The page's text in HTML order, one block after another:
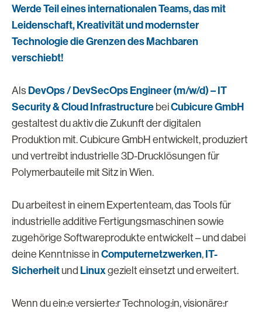
Werde Teil eines internationalen Teams, das mit
Leidenschaft, Kreativität und modernster
Technologie die Grenzen des Machbaren
verschiebt!
Als DevOps / DevSecOps Engineer (m/w/d) – IT
Security & Cloud Infrastructure beiCubicure GmbH
gestaltest du aktiv die Zukunft der digitalen
Produktion mit. Cubicure GmbH entwickelt, produziert
und vertreibt industrielle 3D-Drucklösungen für
Polymerbauteile mit Sitz in Wien.
Du arbeitest in einem Expertenteam, das Tools für
industrielle additive Fertigungsmaschinen sowie
zugehörige Softwareprodukte entwickelt – und dabei
deine Kenntnisse in Computernetzwerken, IT-
Sicherheit und Linuxgezielt einsetzt und erweitert.
Wenn du ein:e versierte:r Technolog:in, visionäre:r